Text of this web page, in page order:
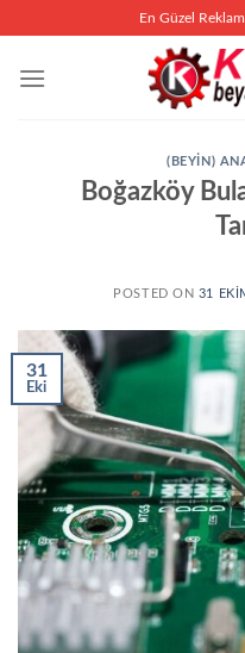
En Güzel
(BEYIN)
Boğazköy
POSTED ON 31
31
Eki